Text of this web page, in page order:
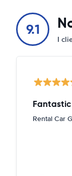
9.1
I
Fantastic
Rental Car